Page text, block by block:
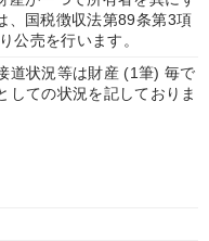
、国税徴収法第89条第3項
公売を行います。
道状況等は財産 (1筆) 毎で
しての状況を記しておりま